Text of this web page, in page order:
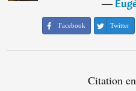
―
Facebook Twitter
Citation